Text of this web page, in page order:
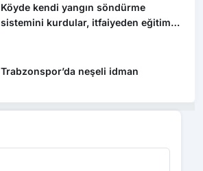
Köyde kendi yangın söndürme
sistemini kurdular, itfaiyeden eğitim
Trabzonspor’da neşeli idman